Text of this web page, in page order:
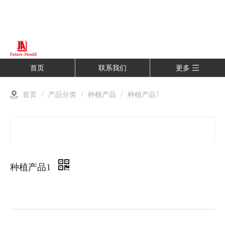
首页 联系我们 更多
首页 / 产品分类 / 种植产品 / 种植产品1
种植产品1